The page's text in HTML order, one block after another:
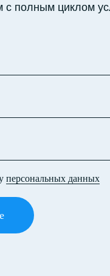
полным циклом
персональных данных